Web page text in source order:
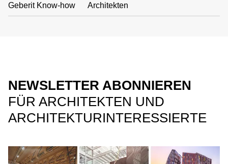
Geberit Know-how Architekten
NEWSLETTER ABONNIEREN
FÜR ARCHITEKTEN UND
ARCHITEKTURINTERESSIERTE